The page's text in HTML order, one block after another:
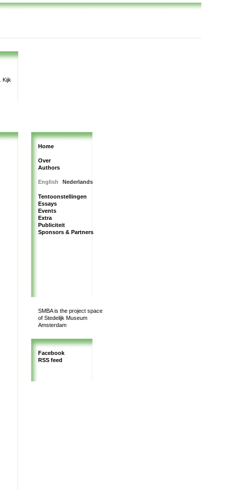
Kijk
Home
Over
Authors
English Nederlands
Tentoonstellingen
Essays
Events
Extra
Publiciteit
Sponsors & Partners
SMBA is the project space
of Stedelijk Museum
Amsterdam
Facebook
RSS feed